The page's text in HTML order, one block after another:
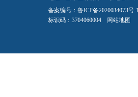
备案编号： 鲁ICP备2020034073号-
标识码：3704060004 网站地图